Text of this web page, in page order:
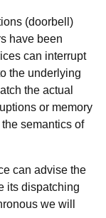
(doorbell)
have been
can interrupt
the underlying
the actual
or memory
semantics of
can advise the
its dispatching
we will